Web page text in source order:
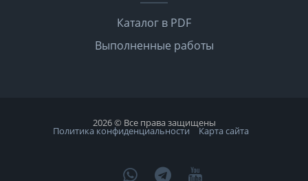
Каталог в PDF
Выполненные работы
2026 © Все права защищены
Политика конфиденциальности Карта сайта